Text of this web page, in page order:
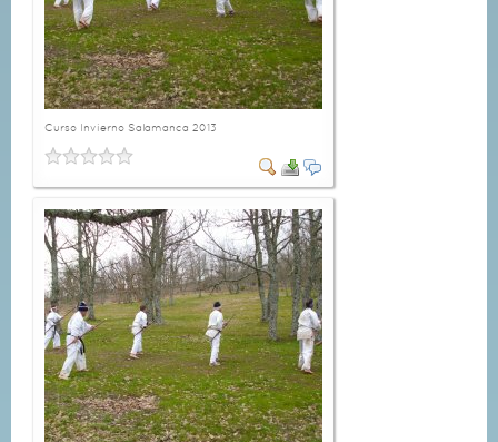
Curso Invierno Salamanca 2013